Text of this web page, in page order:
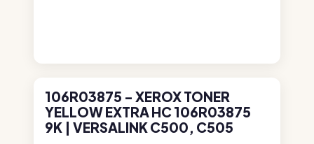
106R03875 - XEROX TONER
YELLOW EXTRA HC 106R03875
9K | VERSALINK C500, C505